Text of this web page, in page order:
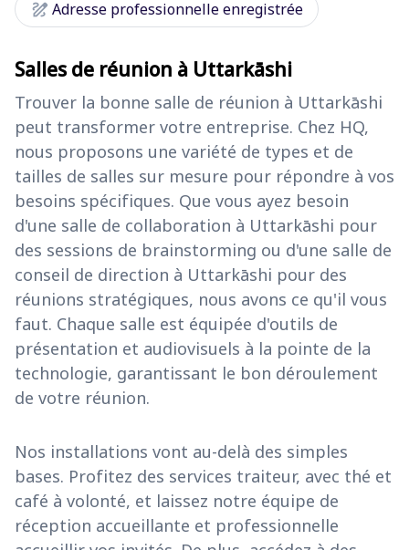
draw Adresse professionnelle enregistrée
Salles de réunion à Uttarkāshi
Trouver la bonne salle de réunion à Uttarkāshi
peut transformer votre entreprise. Chez HQ,
nous proposons une variété de types et de
tailles de salles sur mesure pour répondre à vos
besoins spécifiques. Que vous ayez besoin
d'une salle de collaboration à Uttarkāshi pour
des sessions de brainstorming ou d'une salle de
conseil de direction à Uttarkāshi pour des
réunions stratégiques, nous avons ce qu'il vous
faut. Chaque salle est équipée d'outils de
présentation et audiovisuels à la pointe de la
technologie, garantissant le bon déroulement
de votre réunion.
Nos installations vont au-delà des simples
bases. Profitez des services traiteur, avec thé et
café à volonté, et laissez notre équipe de
réception accueillante et professionnelle